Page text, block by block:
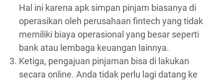
Hal ini karena apk simpan pinjam biasanya di
operasikan oleh perusahaan fintech yang tidak
memiliki biaya operasional yang besar seperti
bank atau lembaga keuangan lainnya.
Ketiga, pengajuan pinjaman bisa di lakukan
secara online. Anda tidak perlu lagi datang ke